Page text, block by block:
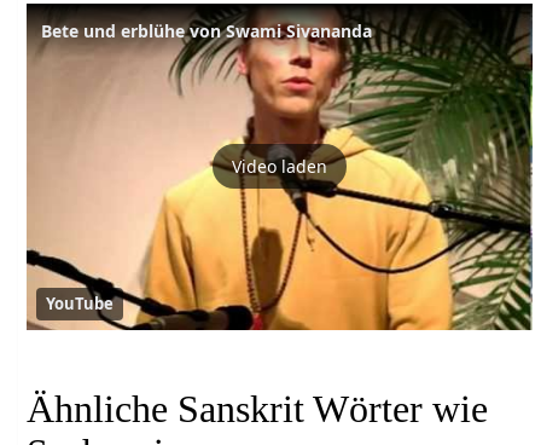
Bete und erblühe von Swami Sivananda
Video laden
YouTube
Ähnliche Sanskrit Wörter wie